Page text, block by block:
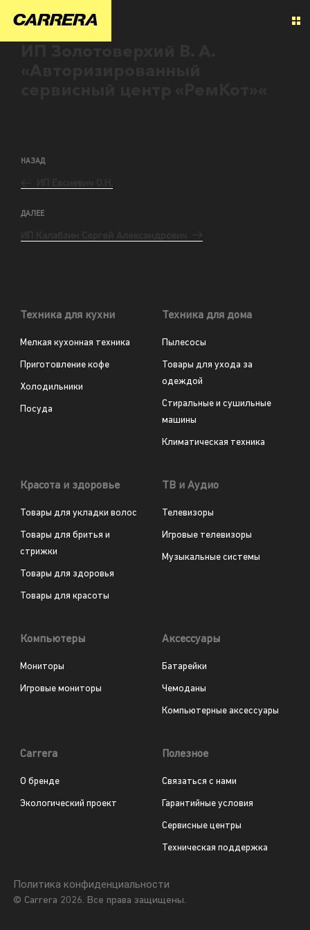
НАЗАД
ДАЛЕЕ
Техника для кухни
Мелкая кухонная техника
Приготовление кофе
Холодильники
Посуда
Техника для дома
Пылесосы
Товары для ухода за
одеждой
Стиральные и сушильные
машины
Климатическая техника
Красота и здоровье
Товары для укладки волос
Товары для бритья и
стрижки
Товары для здоровья
Товары для красоты
ТВ и Аудио
Телевизоры
Игровые телевизоры
Музыкальные системы
Компьютеры
Мониторы
Игровые мониторы
Аксессуары
Батарейки
Чемоданы
Компьютерные аксессуары
Carrera
О бренде
Экологический проект
Полезное
Связаться с нами
Гарантийные условия
Сервисные центры
Техническая поддержка
© Carrera 2026. Все права защищены.
Политика конфиденциальности